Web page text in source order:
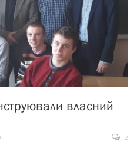
власний
2